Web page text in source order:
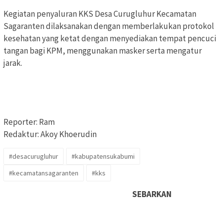
Kegiatan penyaluran KKS Desa Curugluhur Kecamatan
Sagaranten dilaksanakan dengan memberlakukan protokol
kesehatan yang ketat dengan menyediakan tempat pencuci
tangan bagi KPM, menggunakan masker serta mengatur
jarak.
Reporter: Ram
Redaktur: Akoy Khoerudin
#desacurugluhur
#kabupatensukabumi
#kecamatansagaranten
#kks
SEBARKAN